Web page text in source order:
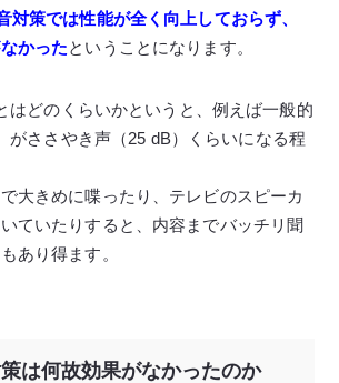
対策では性能が全く向上しておらず、
かったということになります。
はどのくらいかというと、例えば一般的
がささやき声（25 dB）くらいになる程
大きめに喋ったり、テレビのスピーカ
ていたりすると、内容までバッチリ聞
あり得ます。
は何故効果がなかったのか